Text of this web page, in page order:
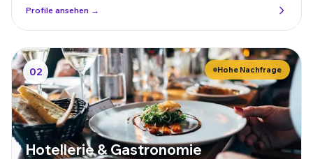
Profile ansehen →
02 Hohe Nachfrage
Hotellerie & Gastronomie